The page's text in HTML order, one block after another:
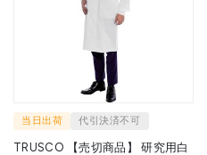
当日出荷 代引決済不可
TRUSCO 【売切商品】 研究用白